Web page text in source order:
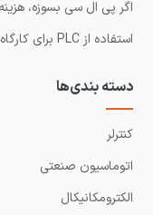
اگر پی ال سی بسوزه،
استفاده از PLC برای کارگاه‌های کوچک چقدر هزینه داره؟
دسته بندی‌ها
کنترلر
اتوماسیون صنعتی
الکترومکانیکال